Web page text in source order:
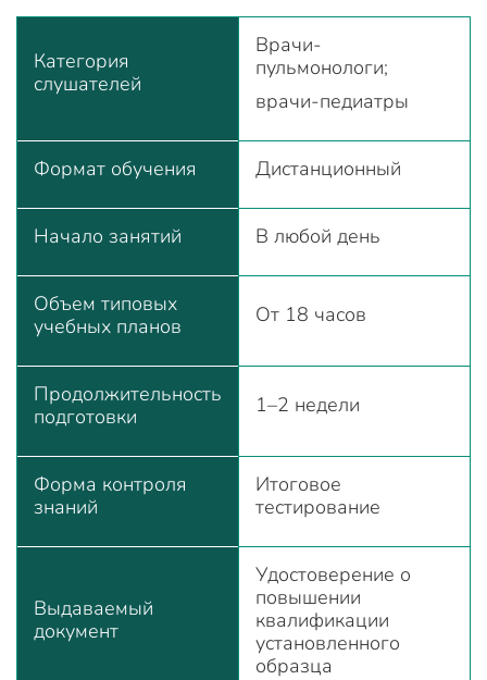
Категория
слушателей
Врачи-
пульмонологи;
врачи-педиатры
Формат обучения Дистанционный
Начало занятий В любой день
Объем типовых
учебных планов
От 18 часов
Продолжительность
подготовки
1–2 недели
Форма контроля
знаний
Итоговое
тестирование
Выдаваемый
документ
Удостоверение о
повышении
квалификации
установленного
образца